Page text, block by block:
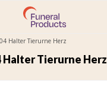
Halter Tierurne Herz
Halter Tierurne Herz